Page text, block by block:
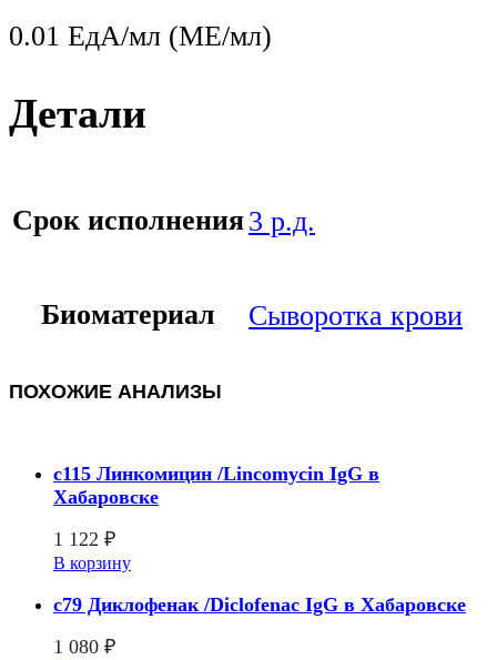
0.01 ЕдА/мл (МЕ/мл)
Детали
Срок исполнения3 р.д.
Биоматериал Сыворотка крови
ПОХОЖИЕ АНАЛИЗЫ
c115 Линкомицин /Lincomycin IgG в
Хабаровске
1 122 ₽
В корзину
c79 Диклофенак /Diclofenac IgG в Хабаровске
1 080 ₽